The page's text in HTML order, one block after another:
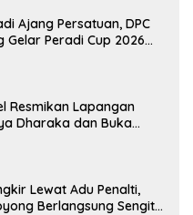
Ajang Persatuan, DPC
Gelar Peradi Cup 2026
Resmikan Lapangan
Dharaka dan Buka
Lewat Adu Penalti,
Berlangsung Sengit